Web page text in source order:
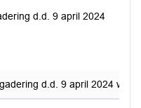
d.d. 9 april 2024
d.d. 9 april 2024